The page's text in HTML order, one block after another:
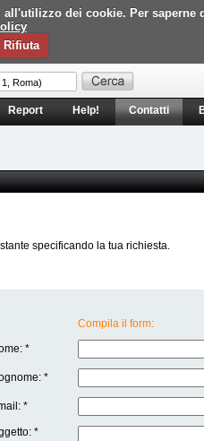
dei cookie. Per
Rifiuta
Report Help! Contatti
specificando la tua richiesta.
Compila il form:
*
*
*
*